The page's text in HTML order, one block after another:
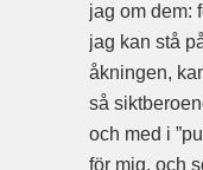
jag om dem:
jag kan stå
åkningen,
så
och med i
för mig, och